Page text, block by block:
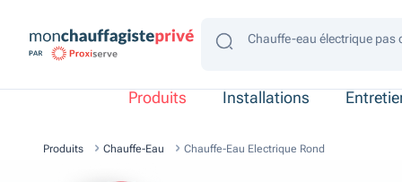
Chauffe-eau électrique pas
Chauffe-eau électrique gain
Chauffe-eau électrique 4
Chauffe-eau électrique 2
Chauffe-eau électrique
Produits Installations
Produits Chauffe-Eau Chauffe-Eau Electrique Rond